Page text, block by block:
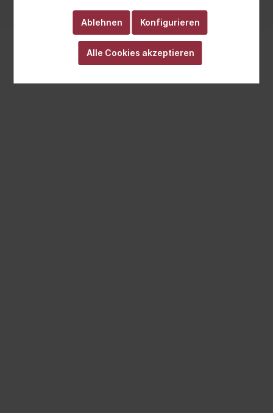
Realisiert mit Cutvert GmbH
Ablehnen Konfigurieren
Alle Cookies akzeptieren